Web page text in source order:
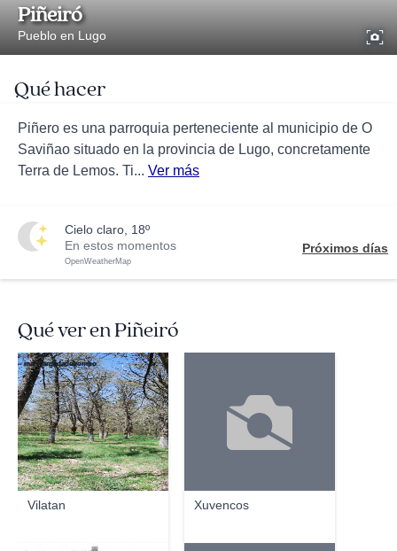
Piñeiró
Pueblo en Lugo
Qué hacer
Piñero es una parroquia perteneciente al municipio de O
Saviñao situado en la provincia de Lugo, concretamente
Terra de Lemos. Ti... Ver más
cielo claro, 18º
En estos momentos
OpenWeatherMap
Próximos días
Qué ver en Piñeiró
Vilatan
maiscargadadebombo
Xuvencos